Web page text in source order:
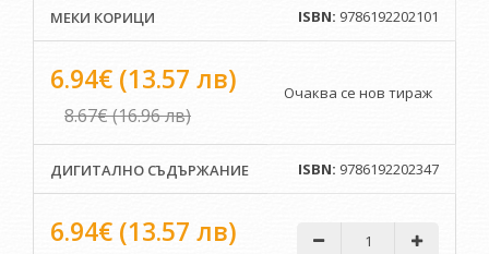
МЕКИ КОРИЦИ ISBN: 9786192202101
6.94€ (13.57 лв)
8.67€ (16.96 лв)
Очаква се нов тираж
ДИГИТАЛНО СЪДЪРЖАНИЕ ISBN: 9786192202347
6.94€ (13.57 лв)